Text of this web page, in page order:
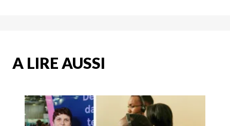
A LIRE AUSSI